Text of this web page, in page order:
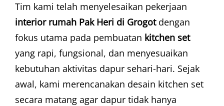
Tim kami telah menyelesaikan pekerjaan
interior rumah Pak Heri di Grogotdengan
fokus utama pada pembuatan kitchen set
yang rapi, fungsional, dan menyesuaikan
kebutuhan aktivitas dapur sehari-hari. Sejak
awal, kami merencanakan desain kitchen set
secara matang agar dapur tidak hanya